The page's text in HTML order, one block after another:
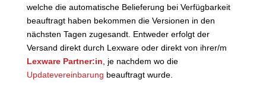
welche die automatische Belieferung bei Verfügbarkeit
beauftragt haben bekommen die Versionen in den
nächsten Tagen zugesandt. Entweder erfolgt der
Versand direkt durch Lexware oder direkt von ihrer/m
Lexware Partner:in , je nachdem wo die
Updatevereinbarung beauftragt wurde.